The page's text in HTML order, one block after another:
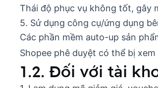
Thái độ phục vụ không tốt, gây
5. Sử dụng công cụ/ứng dụng
Các phần mềm auto-up sản
Shopee phê duyệt có thể bị xem
1.2. Đối với tài